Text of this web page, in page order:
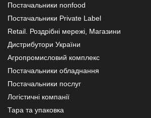
Постачальники nonfood
Постачальники Private Label
Retail. Роздрібні мережі, Магазини
Дистрибутори України
Агропромисловий комплекс
Постачальники обладнання
Постачальники послуг
Логістичні компанії
Тара та упаковка